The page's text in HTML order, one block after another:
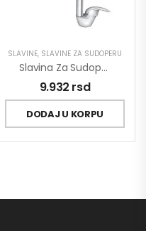
SLAVINE, SLAVINE ZA SUDOPERU
Slavina Za Sudoperu Poluprofesionalna King J388001
9.932 rsd
DODAJ U KORPU